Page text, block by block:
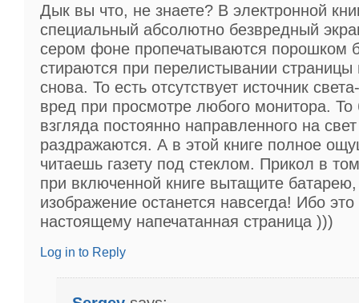
Дык вы что, не знаете? В электронной
специальный абсолютно безвредный
сером фоне пропечатываются порошком
стираются при перелистывании страницы
снова. То есть отсутствует источник
вред при просмотре любого монитора. То
взгляда постоянно направленного на свет
раздражаются. А в этой книге полное
читаешь газету под стеклом. Прикол в
при включенной книге вытащите
изображение останется навсегда! Ибо это
настоящему напечатанная страница )))
Log in to Reply